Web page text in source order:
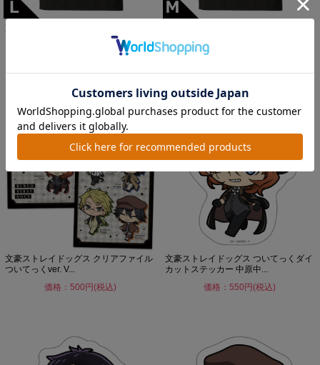
文豪ストレイドッグス Tシャツ ついて
価格：3,520円(税込)
価格：3,520円(税込)
文豪ストレイドッグス クリアファイル
ついてっくver. V...
価格：500円(税込)
文豪ストレイドッグス ついてっくダイ
カットステッカー 中原中...
価格：550円(税込)